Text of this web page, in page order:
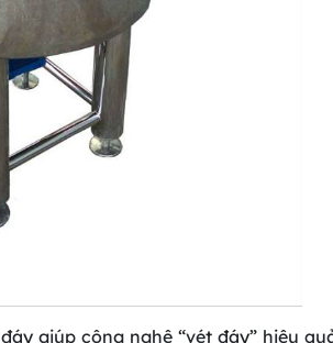
giúp công nghệ “vét đáy” hiệu